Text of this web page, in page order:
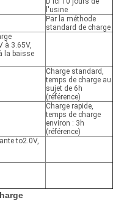
l'usine
Par la méthode
standard de charge
à 3.65V,
la baisse
Charge standard,
temps de charge au
sujet de 6h
(référence)
Charge rapide,
temps de charge
environ : 3h
(référence)
to2.0V,